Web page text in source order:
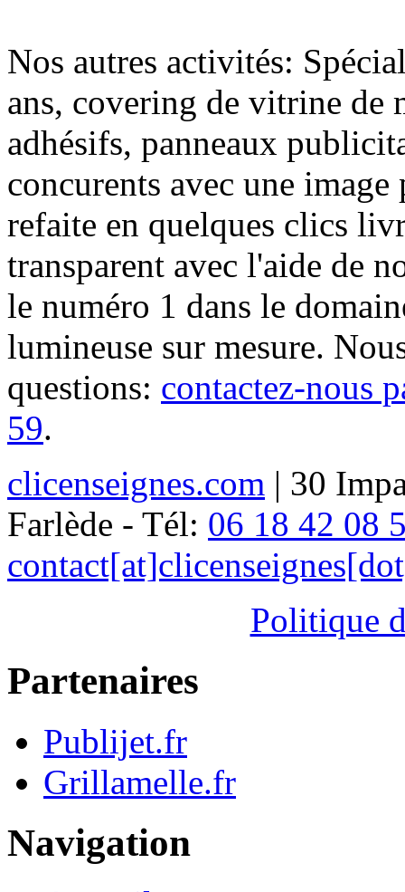
Nos autres activités:
ans, covering de vitrine de
adhésifs, panneaux
concurents avec une
refaite en quelques clics
transparent avec l'aide de
le numéro 1 dans le
lumineuse sur mesure.
questions: contactez-nous
59.
clicenseignes.com | 30
Farlède - Tél: 06 18 42 08
Politique
Partenaires
Publijet.fr
Grillamelle.fr
Navigation